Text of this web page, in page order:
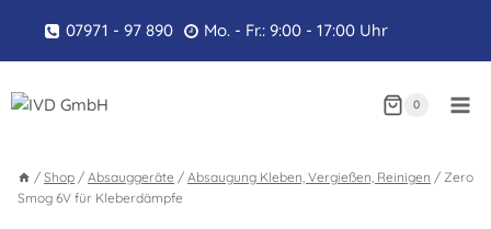
springen
07971 - 97 890 Mo. - Fr.: 9:00 - 17:00 Uhr
0
/ Shop / Absauggeräte / Absaugung Kleben, Vergießen, Reinigen / Zero
Smog 6V für Kleberdämpfe